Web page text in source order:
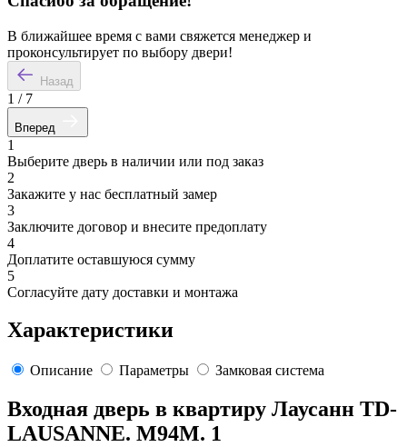
В ближайшее время с вами свяжется менеджер и
проконсультирует по выбору двери!
Назад
1 / 7
Вперед
1
Выберите дверь в наличии или под заказ
2
Закажите у нас бесплатный замер
3
Заключите договор и внесите предоплату
4
Доплатите оставшуюся сумму
5
Согласуйте дату доставки и монтажа
Характеристики
Описание Параметры Замковая система
Входная дверь в квартиру Лаусанн TD-
LAUSANNE. M94M. 1